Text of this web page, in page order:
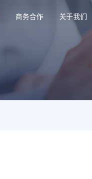
商务合作 关于我们